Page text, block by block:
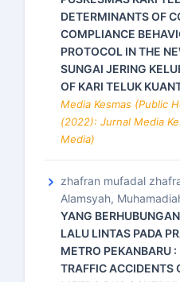
DETERMINANTS OF
COMPLIANCE
PROTOCOL IN THE
SUNGAI JERING
OF KARI TELUK
Media Kesmas (Public
(2022): Jurnal Media
Media)
zhafran mufadal
Alamsyah,
YANG
LALU LINTAS PADA
METRO PEKANBARU
TRAFFIC ACCIDENTS